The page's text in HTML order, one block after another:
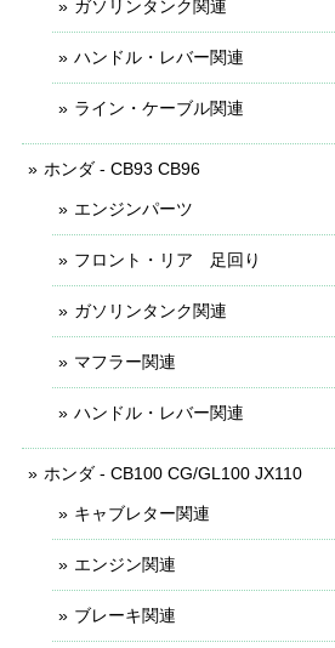
ガソリンタンク関連
ハンドル・レバー関連
ライン・ケーブル関連
ホンダ - CB93 CB96
エンジンパーツ
フロント・リア 足回り
ガソリンタンク関連
マフラー関連
ハンドル・レバー関連
ホンダ - CB100 CG/GL100 JX110
キャブレター関連
エンジン関連
ブレーキ関連